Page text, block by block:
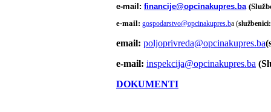
e-mail: financije@opcinakupres.ba
e-mail: gospodarstvo@opcinakupres.ba (službenici:
email: poljoprivreda@opcinakupres.ba
e-mail: inspekcija@opcinakupres.ba
DOKUMENTI